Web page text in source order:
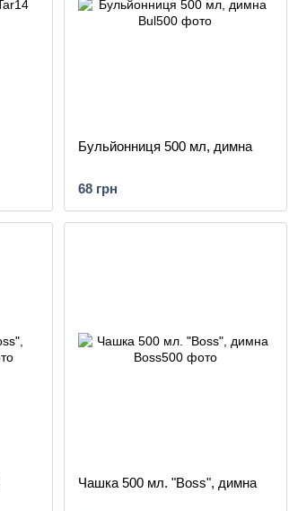
Бульйонниця 500 мл, димна
68 грн
Чашка 500 мл. "Boss", димна